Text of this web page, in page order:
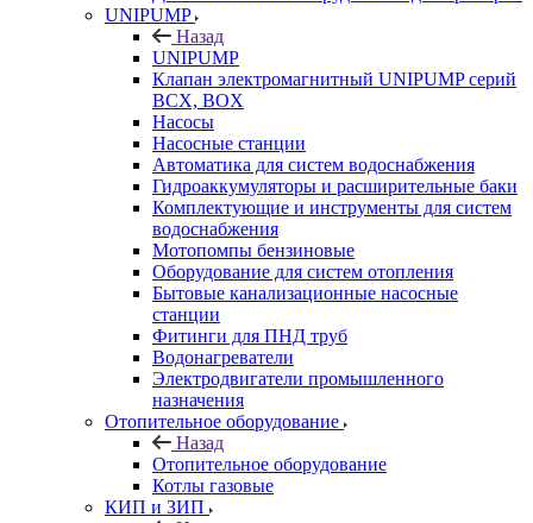
UNIPUMP
Назад
UNIPUMP
Клапан электромагнитный UNIPUMP серий
BCX, BOX
Насосы
Насосные станции
Автоматика для систем водоснабжения
Гидроаккумуляторы и расширительные баки
Комплектующие и инструменты для систем
водоснабжения
Мотопомпы бензиновые
Оборудование для систем отопления
Бытовые канализационные насосные
станции
Фитинги для ПНД труб
Водонагреватели
Электродвигатели промышленного
назначения
Отопительное оборудование
Назад
Отопительное оборудование
Котлы газовые
КИП и ЗИП